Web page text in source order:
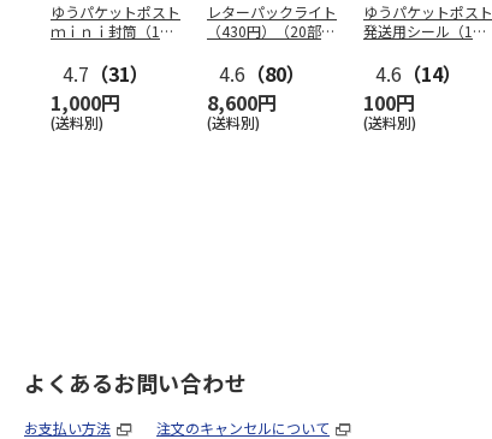
ゆうパケットポスト
ｍｉｎｉ封筒（1個
4.7 （31）
1,000円
(送料別)
レターパックライト
（430円）（20部セ
4.6 （80）
8,600円
(送料別)
ゆうパケットポスト
発送用シール（1個
4.6 （14）
100円
(送料別)
よくあるお問い合わせ
お支払い方法 注文のキャンセルについて